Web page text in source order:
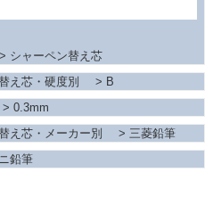
> シャーペン替え芯
え芯・硬度別 > B
> 0.3mm
え芯・メーカー別 > 三菱鉛筆
鉛筆